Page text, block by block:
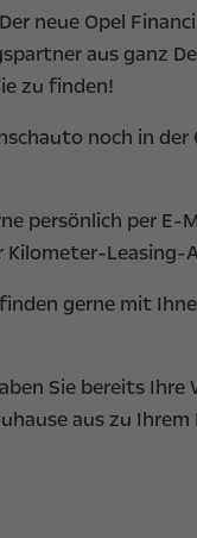
neue Opel
aus ganz
zu finden!
noch in
persönlich per E-
Kilometer-Leasing-
gerne mit
Sie bereits
aus zu